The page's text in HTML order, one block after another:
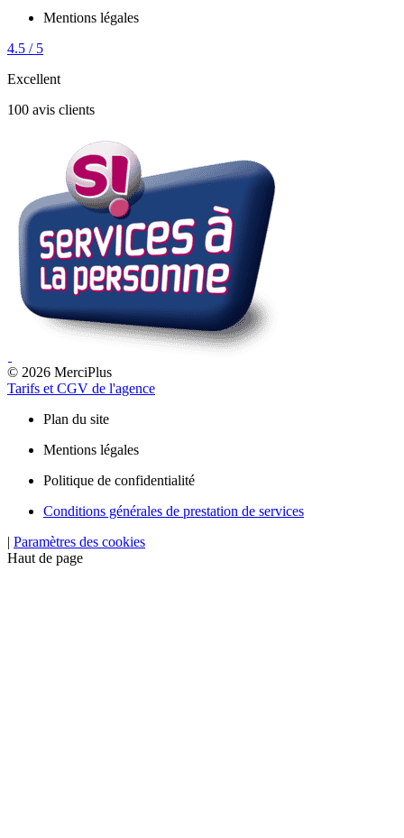
Mentions légales
4.5 / 5
Excellent
100 avis clients
© 2026 MerciPlus
Tarifs et CGV de l'agence
Plan du site
Mentions légales
Politique de confidentialité
Conditions générales de prestation de services
| Paramètres des cookies
Haut de page